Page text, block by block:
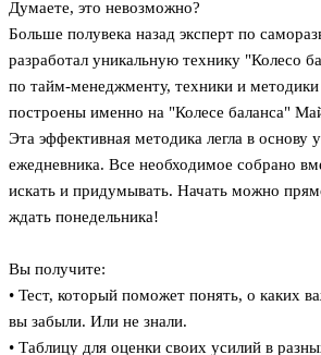
Думаете, это невозможно?
Больше полувека назад эксперт по
разработал уникальную технику "Колесо
по тайм-менеджменту, техники и
построены именно на "Колесе баланса"
Эта эффективная методика легла в основу
ежедневника. Все необходимое собрано
искать и придумывать. Начать можно
ждать понедельника!
Вы получите:
• Тест, который поможет понять, о каких
вы забыли. Или не знали.
• Таблицу для оценки своих усилий в